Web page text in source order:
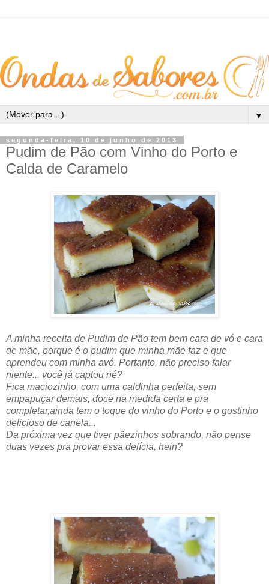
▼
segunda-feira, 10 de junho de 2013
Pudim de Pão com Vinho do Porto e
Calda de Caramelo
A minha receita de Pudim de Pão tem bem cara de vó e cara
de mãe, porque é o pudim que minha mãe faz e que
aprendeu com minha avó. Portanto, não preciso falar
niente... você já captou né?
Fica maciozinho, com uma caldinha perfeita, sem
empapuçar demais, doce na medida certa e pra
completar,ainda tem o toque do vinho do Porto e o gostinho
delicioso de canela...
Da próxima vez que tiver pãezinhos sobrando, não pense
duas vezes pra provar essa delícia, hein?